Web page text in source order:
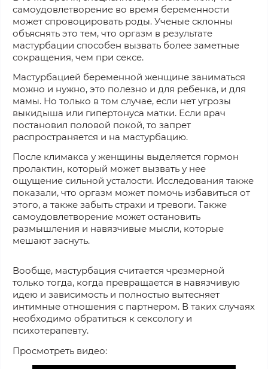
самоудовлетворение во время беременности
может спровоцировать роды. Ученые склонны
объяснять это тем, что оргазм в результате
мастурбации способен вызвать более заметные
сокращения, чем при сексе.
Мастурбацией беременной женщине заниматься
можно и нужно, это полезно и для ребенка, и для
мамы. Но только в том случае, если нет угрозы
выкидыша или гипертонуса матки. Если врач
постановил половой покой, то запрет
распространяется и на мастурбацию.
После климакса у женщины выделяется гормон
пролактин, который может вызвать у нее
ощущение сильной усталости. Исследования также
показали, что оргазм может помочь избавиться от
этого, а также забыть страхи и тревоги. Также
самоудовлетворение может остановить
размышления и навязчивые мысли, которые
мешают заснуть.
Вообще, мастурбация считается чрезмерной
только тогда, когда превращается в навязчивую
идею и зависимость и полностью вытесняет
интимные отношения с партнером. В таких случаях
необходимо обратиться к сексологу и
психотерапевту.
Просмотреть видео: